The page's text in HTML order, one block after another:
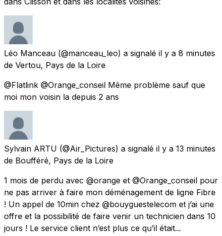
Léo Manceau (@manceau_leo) a signalé il y a 8 minutes
de Vertou, Pays de la Loire
@Flatlink @Orange_conseil Même problème sauf que
moi mon voisin la depuis 2 ans
Sylvain ARTU (@Air_Pictures) a signalé il y a 13 minutes
de Boufféré, Pays de la Loire
1 mois de perdu avec @orange et @Orange_conseil pour
ne pas arriver à faire mon déménagement de ligne Fibre
! Un appel de 10min chez @bouyguestelecom et j’ai une
offre et la possibilité de faire venir un technicien dans 10
jours ! Le service client n’est plus ce qu’il était...